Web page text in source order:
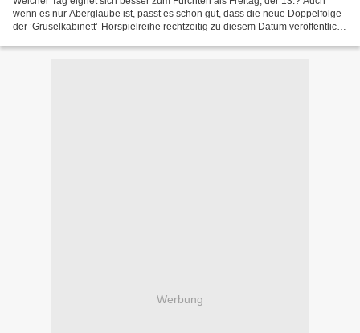
wenn es nur Aberglaube ist, passt es schon gut, dass die neue Doppelfolge
der ’Gruselkabinett’-Hörspielreihe rechtzeitig zu diesem Datum veröffentlicht
Werbung